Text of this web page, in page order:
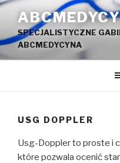
Przejdź
treściSPECJALISTYCZNE
ABCMEDYCYNA
USG DOPPLER
Usg-Doppler to proste i
które pozwala ocenić